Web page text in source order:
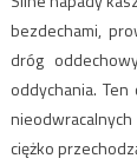
bezdechami,
dróg
oddychania.
ciężko